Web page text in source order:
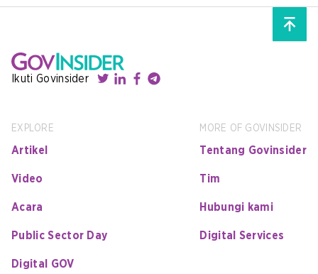
Ikuti Govinsider
EXPLORE
Artikel
Video
Acara
Public Sector Day
Digital GOV
MORE OF GOVINSIDER
Tentang Govinsider
Tim
Hubungi kami
Digital Services